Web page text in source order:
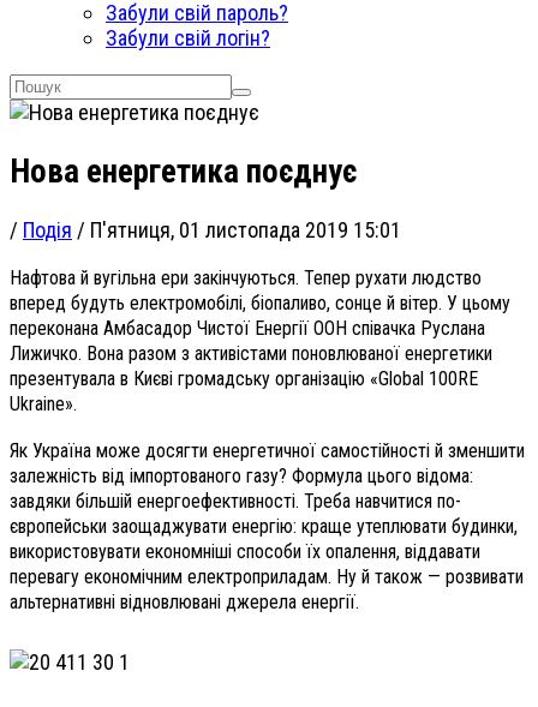
Забули свій пароль?
Забули свій логін?
Нова енергетика поєднує
/ Подія / П'ятниця, 01 листопада 2019 15:01
Нафтова й вугільна ери закінчуються. Тепер рухати людство
вперед будуть електромобілі, біопаливо, сонце й вітер. У цьому
переконана Амбасадор Чистої Енергії ООН співачка Руслана
Лижичко. Вона разом з активістами поновлюваної енергетики
презентувала в Києві громадську організацію «Global 100RE
Ukraine».
Як Україна може досягти енергетичної самостійності й зменшити
залежність від імпортованого газу? Формула цього відома:
завдяки більшій енергоефективності. Треба навчитися по-
європейськи заощаджувати енергію: краще утеплювати будинки,
використовувати економніші способи їх опалення, віддавати
перевагу економічним електроприладам. Ну й також — розвивати
альтернативні відновлювані джерела енергії.